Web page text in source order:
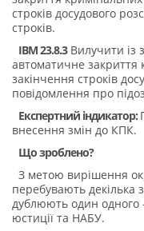
строків досудового
строків.
IBM 23.8.3Вилучити із
автоматичне закриття
закінчення строків
повідомлення про
Експертний індикатор:
внесення змін до КПК.
Що зроблено?
З метою вирішення
перебувають декілька
дублюють один одного
юстиції та НАБУ.